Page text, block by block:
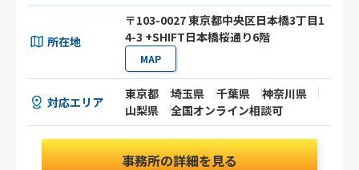
所在地
〒103-0027 東京都中央区日本橋3丁目1
4-3 +SHIFT日本橋桜通り6階
MAP
対応エリア
東京都 埼玉県 千葉県
神奈川県
山梨県
全国オンライン相談可
事務所の詳細を見る